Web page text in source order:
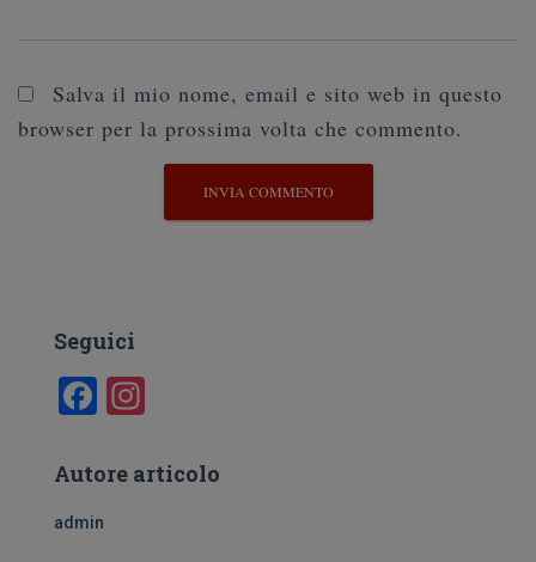
Salva il mio nome, email e sito web in questo
browser per la prossima volta che commento.
Seguici
F
c
e
a
Autore articolo
admin